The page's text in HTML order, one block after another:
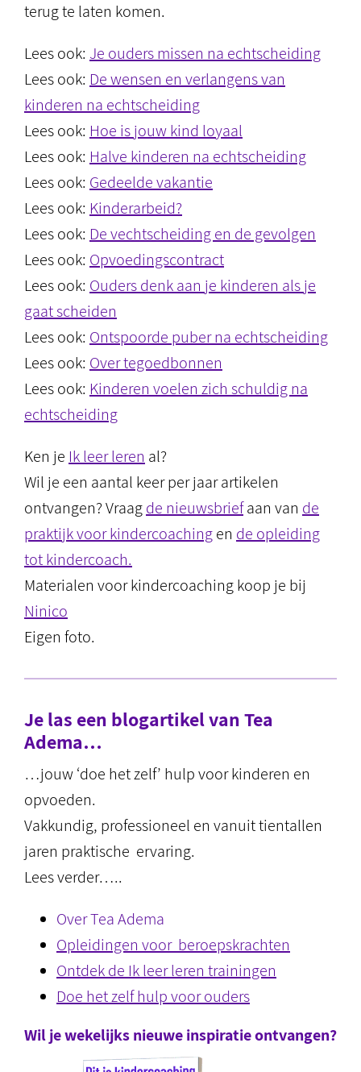
terug te laten komen.
Lees ook: Je ouders missen na echtscheiding
Lees ook: De wensen en verlangens van
kinderen na echtscheiding
Lees ook: Hoe is jouw kind loyaal
Lees ook: Halve kinderen na echtscheiding
Lees ook: Gedeelde vakantie
Lees ook: Kinderarbeid?
Lees ook: De vechtscheiding en de gevolgen
Lees ook: Opvoedingscontract
Lees ook: Ouders denk aan je kinderen als je
gaat scheiden
Lees ook: Ontspoorde puber na echtscheiding
Lees ook: Over tegoedbonnen
Lees ook: Kinderen voelen zich schuldig na
echtscheiding
Ken je Ik leer leren al?
Wil je een aantal keer per jaar artikelen
ontvangen? Vraagde nieuwsbriefaan van de
praktijk voor kindercoachingen de opleiding
tot kindercoach.
Materialen voor kindercoaching koop je bij
Ninico
Eigen foto.
Je las een blogartikel van Tea
Adema…
…jouw ‘doe het zelf’ hulp voor kinderen en
opvoeden.
Vakkundig, professioneel en vanuit tientallen
jaren praktische ervaring.
Lees verder…..
Over Tea Adema
Opleidingen voor beroepskrachten
Ontdek de Ik leer leren trainingen
Doe het zelf hulp voor ouders
Wil je wekelijks nieuwe inspiratie ontvangen?